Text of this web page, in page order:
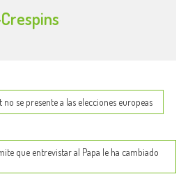
se presente a las elecciones europeas
que entrevistar al Papa le ha cambiado